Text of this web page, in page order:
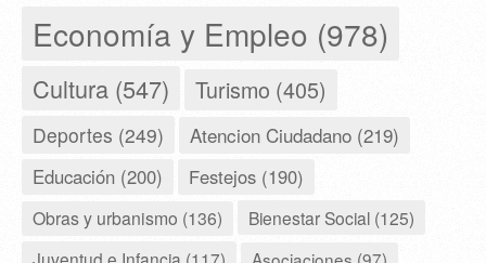
Economía y Empleo (978)
Cultura (547) Turismo (405)
Deportes (249) Atencion Ciudadano (219)
Educación (200) Festejos (190)
Obras y urbanismo (136)
Bienestar Social (125)